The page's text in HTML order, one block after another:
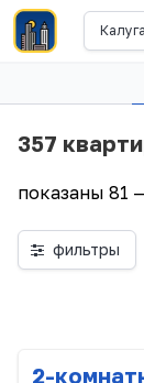
Калуга
357
показаны 81
фильтры
2-